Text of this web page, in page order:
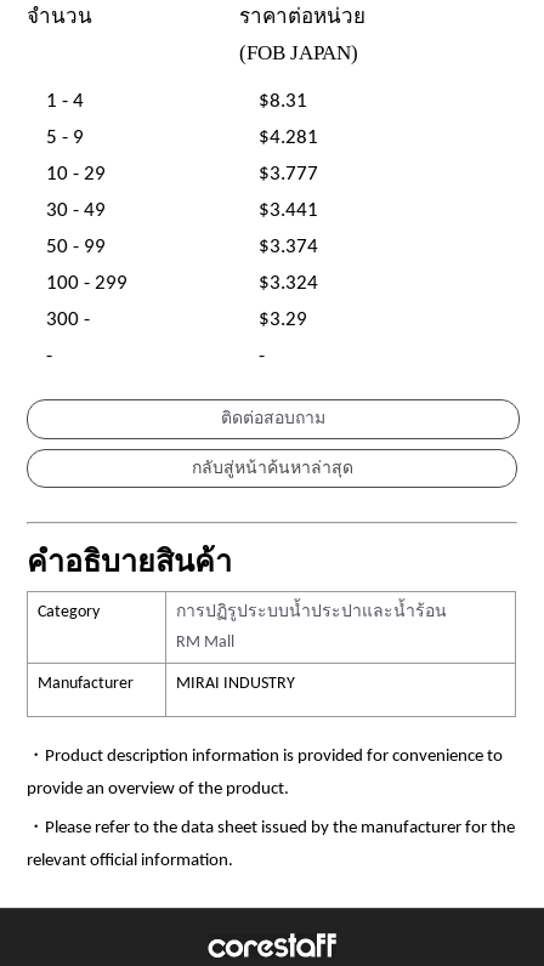
จำนวน
ราคาต่อหน่วย
(FOB JAPAN)
1 - 4
$8.31
5 - 9
$4.281
10 - 29
$3.777
30 - 49
$3.441
50 - 99
$3.374
100 - 299
$3.324
300 -
$3.29
-
-
ติดต่อสอบถาม
คำอธิบายสินค้า
Category
การปฏิรูประบบน้ำประปาและน้ำร้อน
RM Mall
Manufacturer MIRAI INDUSTRY
・Product description information is provided for convenience to
provide an overview of the product.
・Please refer to the data sheet issued by the manufacturer for the
relevant official information.